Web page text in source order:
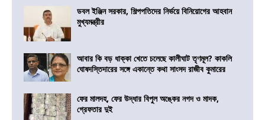
ডবল ইঞ্জিন সরকার, শিল্পপতিদের নির্ভয়ে বিনিয়োগের আহবান
মুখ্যমন্ত্রীর
আবার কি বড় ধাক্কা খেতে চলেছে কালীঘাট তৃণমূল? কাকলি
ঘোষদস্তিদারের সঙ্গে একান্তে কথা সাংসদ রাজীব কুমারের
ফের মালদহ, ফের উদ্ধার বিপুল অঙ্কের নগদ ও মাদক,
গ্রেফতার দুই